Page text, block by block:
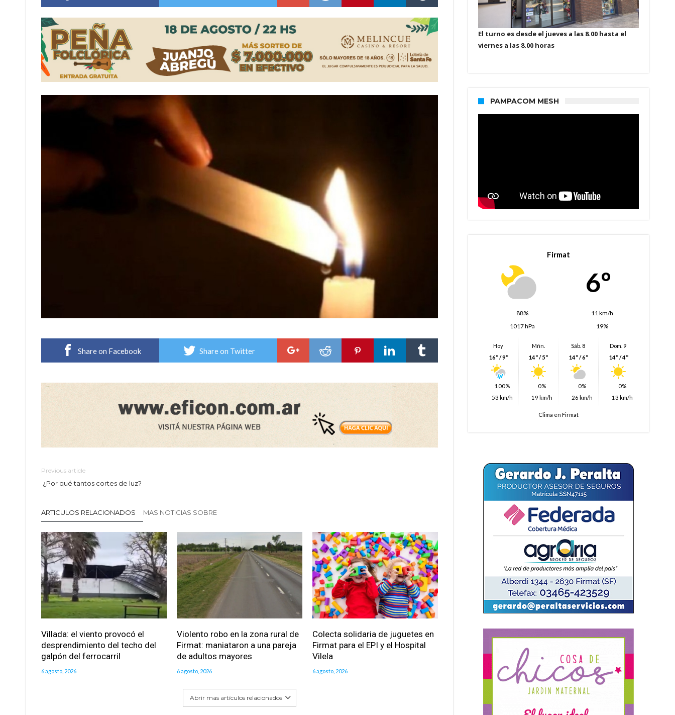
Villada: evalúan obras preventivas ante posibles lluvias intensas
Share on Facebook Share on Twitter
Previous article
¿Por qué tantos cortes de luz?
ARTICULOS RELACIONADOS MAS NOTICIAS SOBRE
Villada: el viento provocó el
desprendimiento del techo del
galpón del ferrocarril
6 agosto, 2026
Violento robo en la zona rural de
Firmat: maniataron a una pareja
de adultos mayores
6 agosto, 2026
Colecta solidaria de juguetes en
Firmat para el EPI y el Hospital
Vilela
6 agosto, 2026
Abrir mas artículos relacionados
El turno es desde el jueves a las 8.00 hasta el
viernes a las 8.00 horas
PAMPACOM MESH
Firmat
6º
88%
11 km/h
1017 hPa
19%
Hoy
16º / 9º
100%
53 km/h
Mñn.
14º / 5º
0%
19 km/h
Sáb. 8
14º / 6º
0%
26 km/h
Dom. 9
14º / 4º
0%
13 km/h
Clima en Firmat